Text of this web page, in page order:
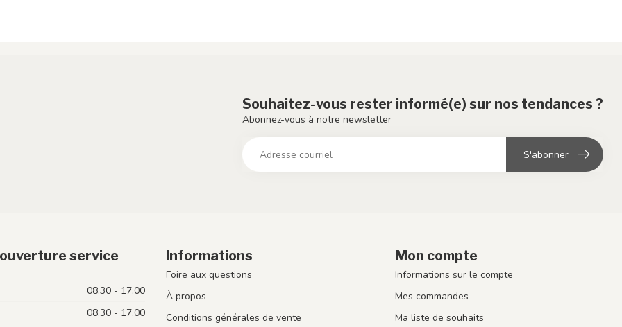
Souhaitez-vous rester informé(e) sur nos tendances ?
Abonnez-vous à notre newsletter
S'abonner
service
08.30 - 17.00
08.30 - 17.00
Informations
Foire aux questions
À propos
Conditions générales de vente
Mon compte
Informations sur le compte
Mes commandes
Ma liste de souhaits